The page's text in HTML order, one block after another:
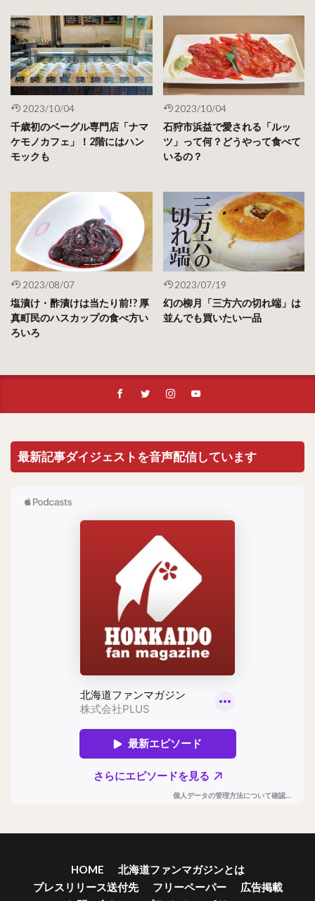
2023/10/04
千歳初のベーグル専門店「ナマ
ケモノカフェ」！2階にはハン
モックも
2023/10/04
石狩市浜益で愛される「ルッ
ツ」って何？どうやって食べて
いるの？
2023/08/07
塩漬け・酢漬けは当たり前!? 厚
真町民のハスカップの食べ方い
ろいろ
2023/07/19
幻の柳月「三方六の切れ端」は
並んでも買いたい一品
最新記事ダイジェストを音声配信しています
HOME
北海道ファンマガジンとは
プレスリリース送付先
フリーペーパー
広告掲載